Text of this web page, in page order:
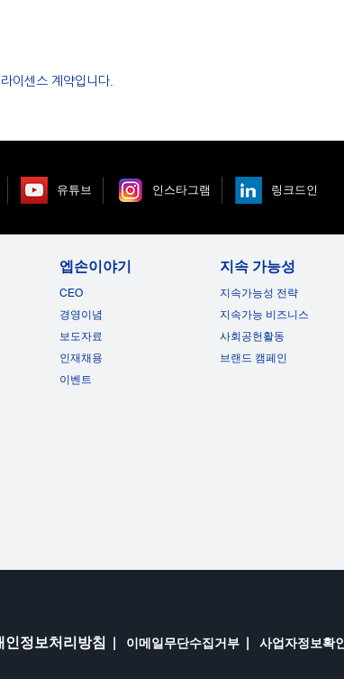
이센스 계약입니다.
유튜브 인스타그램 링크드인
엡손이야기
CEO
경영이념
보도자료
인재채용
이벤트
지속 가능성
지속가능성 전략
지속가능 비즈니스
사회공헌활동
브랜드 캠페인
인정보처리방침 이메일무단수집거부 사업자정보확인